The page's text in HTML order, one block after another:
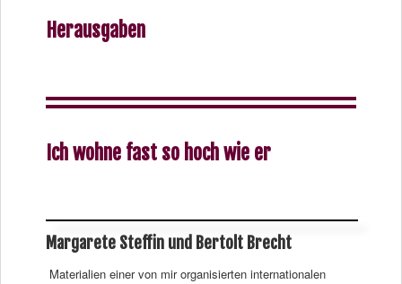
Herausgaben
Ich wohne fast so hoch wie er
Margarete Steffin und Bertolt Brecht
Materialien einer von mir organisierten internationalen